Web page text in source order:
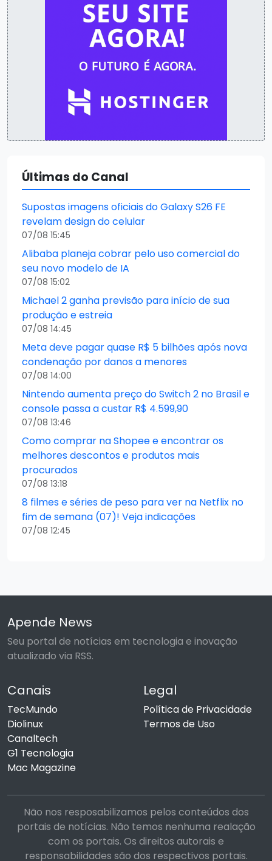
Últimas do Canal
Supostas imagens oficiais do Galaxy S26 FE
revelam design do celular
07/08 15:45
Alibaba planeja cobrar pelo uso comercial do
seu novo modelo de IA
07/08 15:02
Michael 2 ganha previsão para início de sua
produção e estreia
07/08 14:45
Meta deve pagar quase R$ 5 bilhões após nova
condenação por danos a menores
07/08 14:00
Nintendo aumenta preço do Switch 2 no Brasil e
console passa a custar R$ 4.599,90
07/08 13:46
Como comprar na Shopee e encontrar os
melhores descontos e produtos mais
procurados
07/08 13:18
8 filmes e séries de peso para ver na Netflix no
fim de semana (07)! Veja indicações
07/08 12:45
Apende News
Seu portal de notícias em tecnologia e inovação
atualizado via RSS.
Canais
TecMundo
Diolinux
Canaltech
G1 Tecnologia
Mac Magazine
Legal
Política de Privacidade
Termos de Uso
Não nos resposabilizamos pelos conteúdos dos
portais de notícias. Não temos nenhuma realação
com os portais. Os direitos autorais e
responsabilidades são dos respectivos portais.